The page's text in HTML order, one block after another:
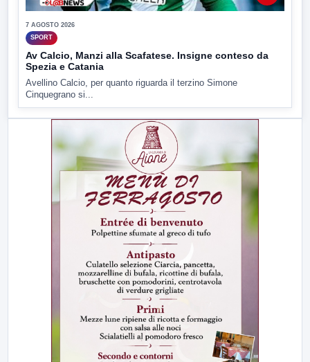
7 AGOSTO 2026
SPORT
Av Calcio, Manzi alla Scafatese. Insigne conteso da
Spezia e Catania
Avellino Calcio, per quanto riguarda il terzino Simone
Cinquegrano si...